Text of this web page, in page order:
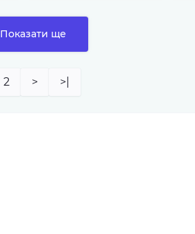
Показати ще
2 > >|